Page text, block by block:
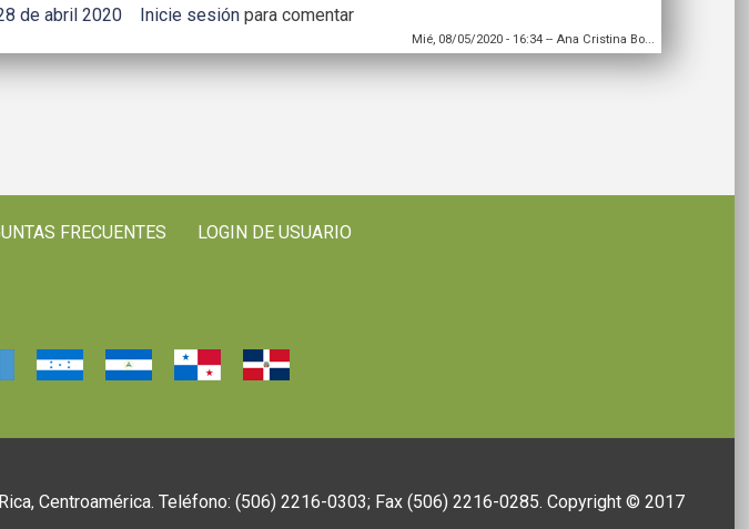
de abril 2020 Inicie sesión para comentar
Mié, 08/05/2020 - 16:34 --Ana Cristina Bo...
FRECUENTES LOGIN DE USUARIO
Centroamérica. Teléfono: (506) 2216-0303; Fax (506) 2216-0285. Copyright © 2017